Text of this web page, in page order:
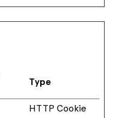
Type
HTTP Cookie